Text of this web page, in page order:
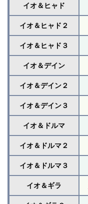
イオ＆ヒャド
イオ＆ヒャド２
イオ＆ヒャド３
イオ＆デイン
イオ＆デイン２
イオ＆デイン３
イオ＆ドルマ
イオ＆ドルマ２
イオ＆ドルマ３
イオ＆ギラ